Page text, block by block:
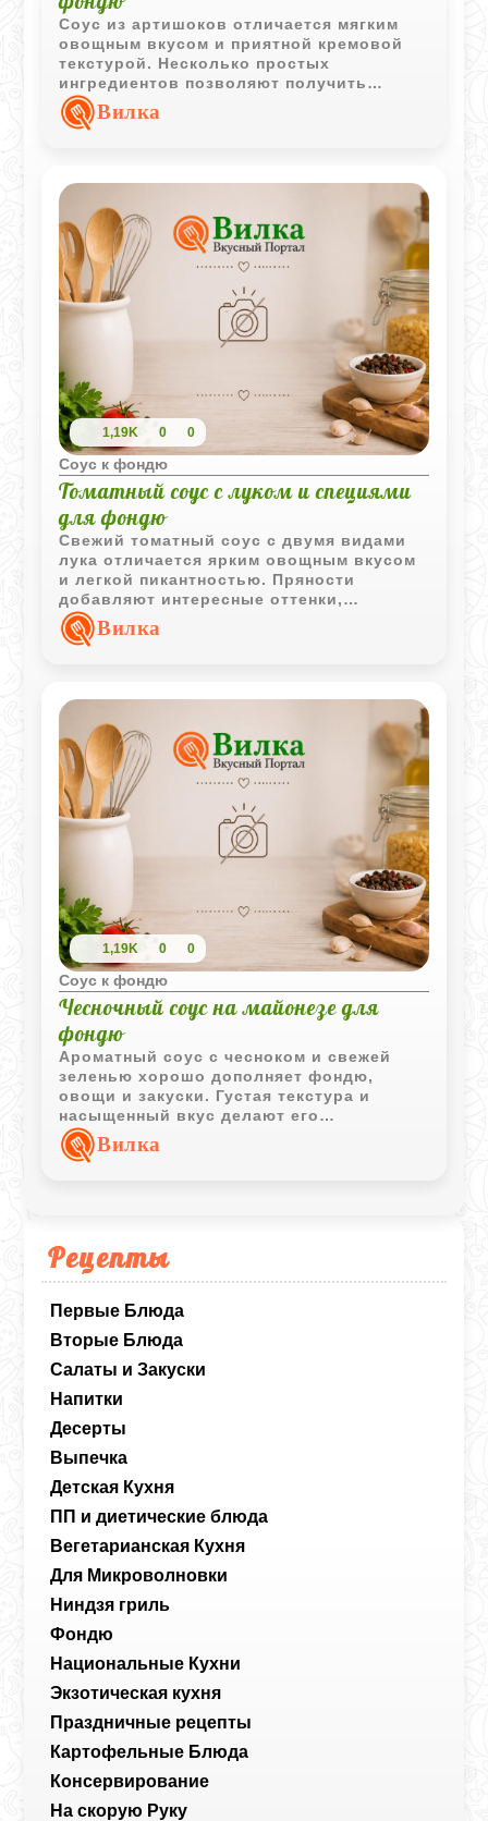
Рецепты
Первые Блюда
Вторые Блюда
Салаты и Закуски
Напитки
Десерты
Выпечка
Детская Кухня
ПП и диетические блюда
Вегетарианская Кухня
Для Микроволновки
Ниндзя гриль
Фондю
Национальные Кухни
Экзотическая кухня
Праздничные рецепты
Картофельные Блюда
Консервирование
На скорую Руку
Соус из артишоков отличается мягким
овощным вкусом и приятной кремовой
текстурой. Несколько простых
ингредиентов позволяют получить
интересное дополнение к фондю, овощам
и легким закускам.
Вилка
1,19K 0 0
Соус к фондю
Томатный соус с луком и специями
для фондю
Свежий томатный соус с двумя видами
лука отличается ярким овощным вкусом
и легкой пикантностью. Пряности
добавляют интересные оттенки,
благодаря которым соус хорошо
сочетается с фондю, мясом и овощами.
Вилка
1,19K 0 0
Соус к фондю
Чесночный соус на майонезе для
фондю
Ароматный соус с чесноком и свежей
зеленью хорошо дополняет фондю,
овощи и закуски. Густая текстура и
насыщенный вкус делают его
универсальным вариантом для
праздничного и повседневного стола.
Вилка